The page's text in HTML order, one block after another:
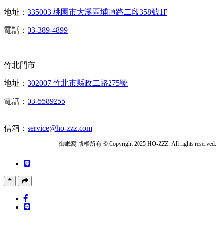
地址： 335003 桃園市大溪區埔頂路二段358號1F
電話： 03-389-4899
竹北門市
地址： 302007 竹北市縣政二路275號
電話： 03-5589255
信箱： service@ho-zzz.com
御眠窩 版權所有 © Copyright 2025 HO-ZZZ. All rights reserved.